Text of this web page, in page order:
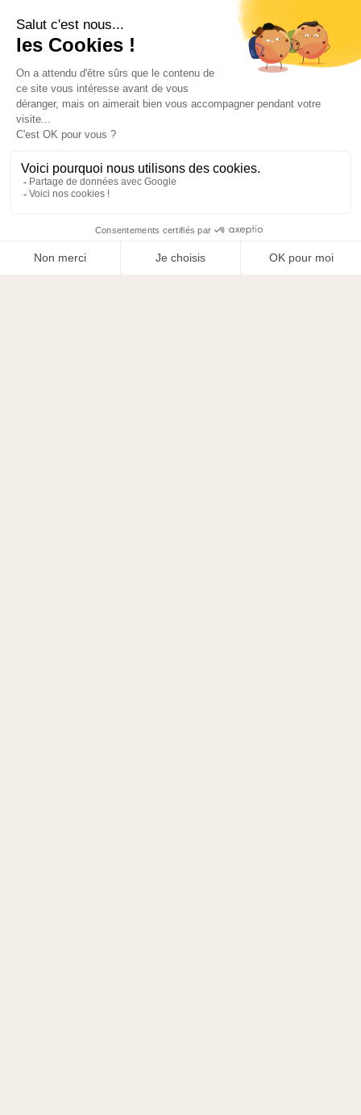
étagères d’angle. Les prises de main et les profils
sombres ont été harmonisés pour assurer une lecture
homogène de l’ensemble.
« Le sur-mesure permet de
transformer une chambre
fonctionnelle en véritable
cocon, sans le moindre
compromis entre usage et